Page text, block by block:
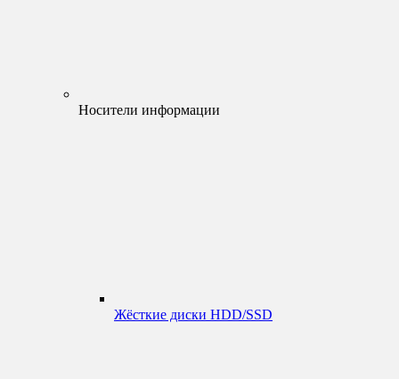
Носители информации
Жёсткие диски HDD/SSD